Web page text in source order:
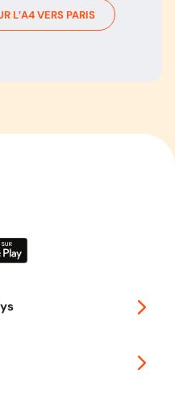
L’A4VERS PARIS